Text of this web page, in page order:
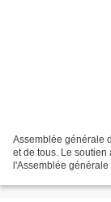
Assemblée générale
et de tous. Le
l'Assemblée